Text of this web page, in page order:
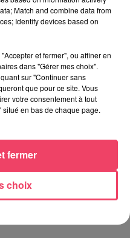
Match and combine data from
Identify devices based on
et fermer", ou affiner en
dans "Gérer mes choix".
sur "Continuer sans
que pour ce site. Vous
votre consentement à tout
en bas de chaque page.
choix
fermer